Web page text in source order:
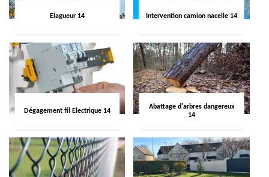
Elagueur 14 Intervention camion nacelle 14
Dégagement fil Electrique 14
Abattage d'arbres dangereux
14